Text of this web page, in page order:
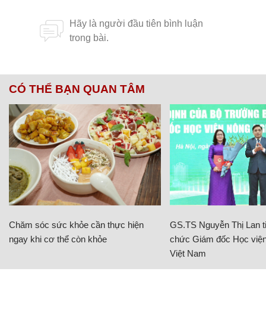
CÓ THỂ BẠN QUAN TÂM
Chăm sóc sức khỏe cần thực hiện
ngay khi cơ thể còn khỏe
GS.TS Nguyễn Thị Lan
chức Giám đốc Học
Việt Nam